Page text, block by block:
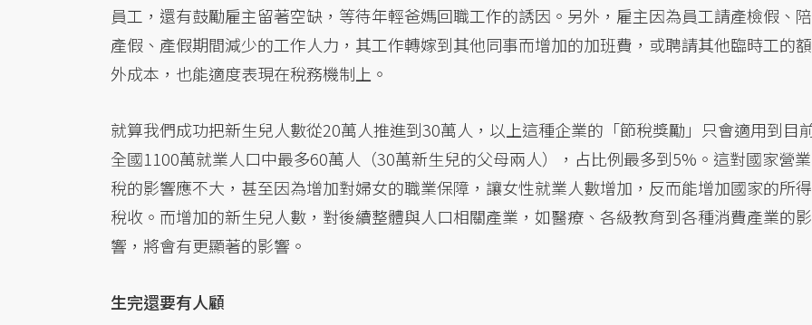
員工，還有鼓勵雇主留著空缺，等待年輕爸媽回職工作的誘因。另外，雇主因為員工請產檢假、陪
產假、產假期間減少的工作人力，其工作轉嫁到其他同事而增加的加班費，或聘請其他臨時工的額
外成本，也能適度表現在稅務機制上。
就算我們成功把新生兒人數從20萬人推進到30萬人，以上這種企業的「節稅獎勵」只會適用到目
全國1100萬就業人口中最多60萬人（30萬新生兒的父母兩人），占比例最多到5%。這對國家營業
稅的影響應不大，甚至因為增加對婦女的職業保障，讓女性就業人數增加，反而能增加國家的所得
稅收。而增加的新生兒人數，對後續整體與人口相關產業，如醫療、各級教育到各種消費產業的影
響，將會有更顯著的影響。
生完還要有人顧